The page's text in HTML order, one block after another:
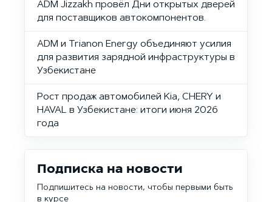
ADM Jizzakh провёл Дни открытых дверей
для поставщиков автокомпонентов.
ADM и Trianon Energy объединяют усилия
для развития зарядной инфраструктуры в
Узбекистане
Рост продаж автомобилей Kia, CHERY и
HAVAL в Узбекистане: итоги июня 2026
года
Подписка на новости
Подпишитесь на новости, чтобы первыми быть
в курсе